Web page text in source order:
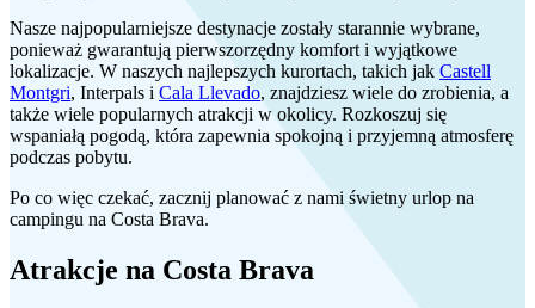
Nasze najpopularniejsze destynacje zostały starannie wybrane,
ponieważ gwarantują pierwszorzędny komfort i wyjątkowe
lokalizacje. W naszych najlepszych kurortach, takich jak Castell
Montgri, Interpals i Cala Llevado, znajdziesz wiele do zrobienia, a
także wiele popularnych atrakcji w okolicy. Rozkoszuj się
wspaniałą pogodą, która zapewnia spokojną i przyjemną atmosferę
podczas pobytu.
Po co więc czekać, zacznij planować z nami świetny urlop na
campingu na Costa Brava.
Atrakcje na Costa Brava